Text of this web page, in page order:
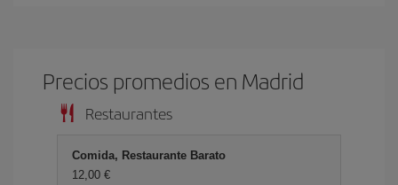
Precios promedios en Madrid
Restaurantes
Comida, Restaurante Barato
12,00 €